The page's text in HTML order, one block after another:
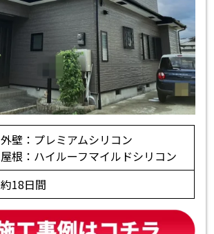
外壁：プレミアムシリコン
屋根：ハイルーフマイルドシリコン
約18日間